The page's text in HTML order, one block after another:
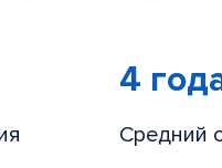
4
Средний